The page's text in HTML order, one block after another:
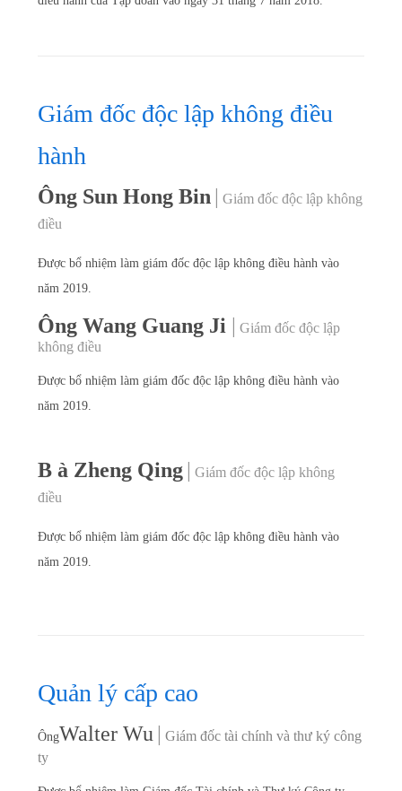
Giám đốc độc lập không điều
hành
Ông Sun Hong Bin | Giám đốc độc lập không
điều
Được bổ nhiệm làm giám đốc độc lập không điều hành vào
năm 2019.
Ông Wang Guang Ji | Giám đốc độc lập
không điều
Được bổ nhiệm làm giám đốc độc lập không điều hành vào
năm 2019.
B à Zheng Qing | Giám đốc độc lập không
điều
Được bổ nhiệm làm giám đốc độc lập không điều hành vào
năm 2019.
Quản lý cấp cao
ÔngWalter Wu | Giám đốc tài chính và thư ký công
ty